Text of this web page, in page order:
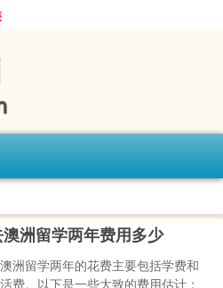
洲留学两年费用多少
洲留学两年的花费主要包括学费和
费。以下是一些大致的费用估计：